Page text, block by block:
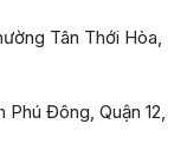
Tân Thới Hòa,
Đông, Quận 12,